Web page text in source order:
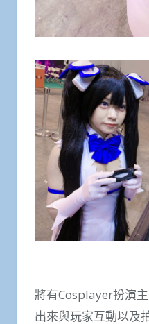
將有Cosplayer扮演
出來與玩家互動以及